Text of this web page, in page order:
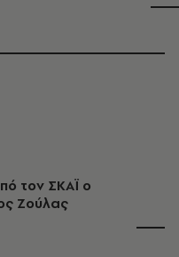
τον ΣΚΑΪ ο
Ζούλας